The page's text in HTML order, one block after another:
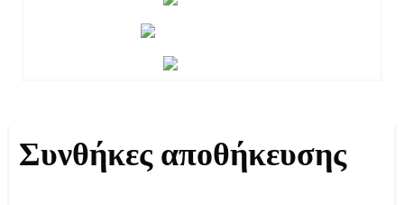
Συνθήκες αποθήκευσης